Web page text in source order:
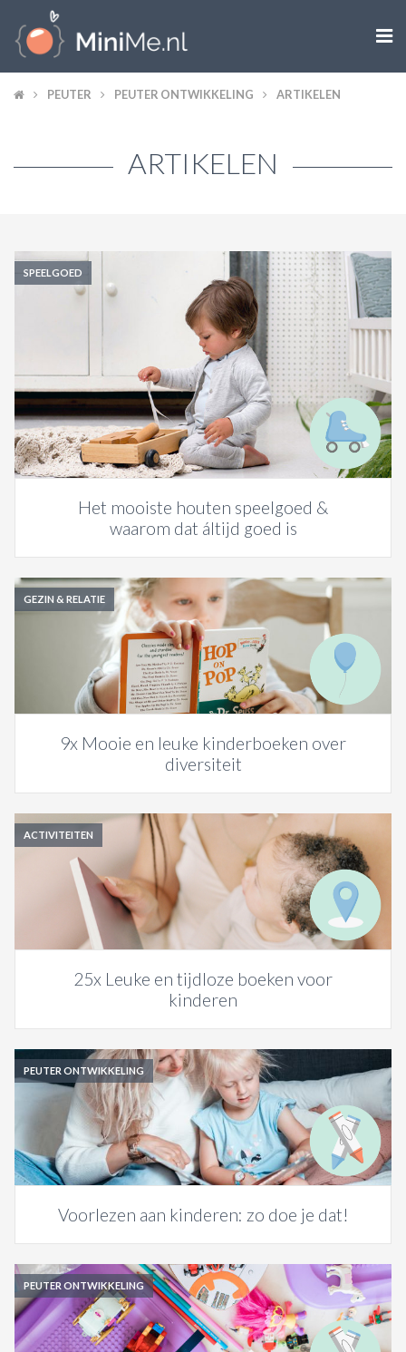

ZWANGER WORDEN
KIND
SHOPS
ACTIES & KORTING
PEUTER PEUTER ONTWIKKELING ARTIKELEN
ARTIKELEN
SPEELGOED
Het mooiste houten speelgoed &
waarom dat áltijd goed is
GEZIN & RELATIE
9x Mooie en leuke kinderboeken over
diversiteit
ACTIVITEITEN
25x Leuke en tijdloze boeken voor
kinderen
PEUTER ONTWIKKELING
Voorlezen aan kinderen: zo doe je dat!
PEUTER ONTWIKKELING